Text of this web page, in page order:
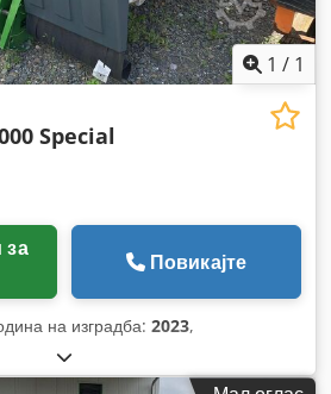
1 / 1
Special
Повикајте
на изградба: 2023,